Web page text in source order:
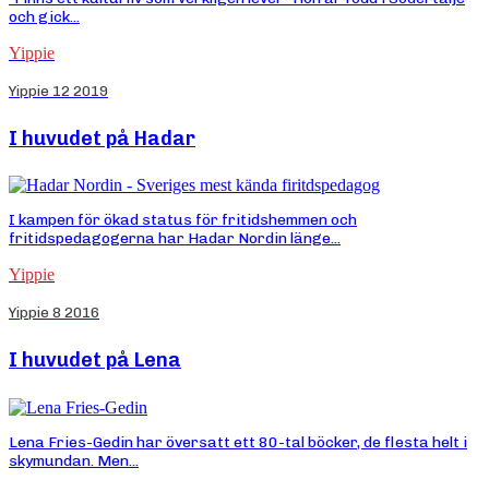
och gick...
Yippie
Yippie 12 2019
I huvudet på Hadar
I kampen för ökad status för fritidshemmen och
fritidspedagogerna har Hadar Nordin länge...
Yippie
Yippie 8 2016
I huvudet på Lena
Lena Fries-Gedin har översatt ett 80-tal böcker, de flesta helt i
skymundan. Men...